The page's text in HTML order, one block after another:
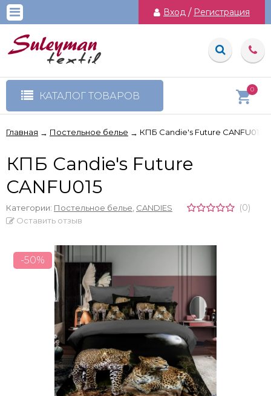
Вход / Регистрация
КАТАЛОГ ТОВАРОВ
0
Главная → Постельное белье → КПБ Candie's Future CANFU015
КПБ Candie's Future
CANFU015
Категории: Постельное белье CANDIES (0)
Оставить отзыв
-50%